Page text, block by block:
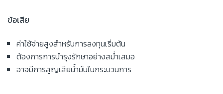
ข้อเสีย
ค่าใช้จ่ายสูงสำหรับการลงทุนเริ่มต้น
ต้องการการบำรุงรักษาอย่างสม่ำเสมอ
อาจมีการสูญเสียน้ำมันในกระบวนการ